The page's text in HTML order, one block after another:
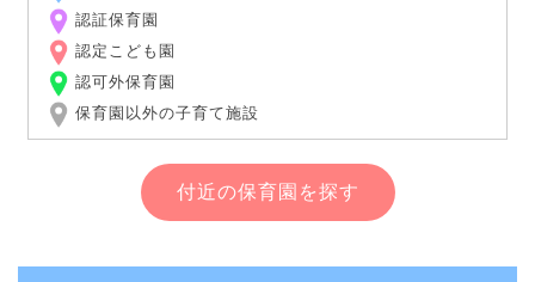
認証保育園
認定こども園
認可外保育園
保育園以外の子育て施設
付近の保育園を探す